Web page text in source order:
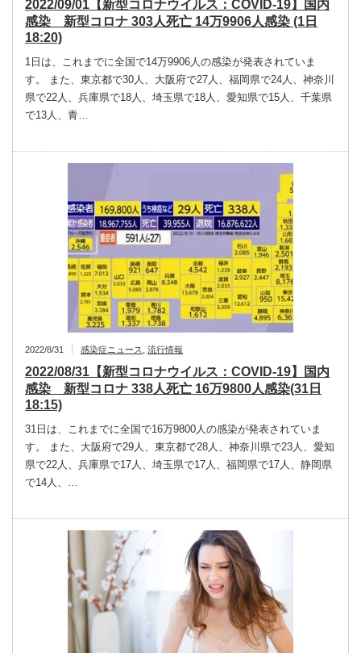
2022/09/01【新型コロナウイルス：COVID-19】国内
感染 新型コロナ 303人死亡 14万9906人感染 (1日
18:20)
1日は、これまでに全国で14万9906人の感染が発表されていま
す。 また、東京都で30人、大阪府で27人、福岡県で24人、神奈川
県で22人、兵庫県で18人、埼玉県で18人、愛知県で15人、千葉県
で13人、青…
2022/8/31 感染症ニュース 流行情報
2022/08/31【新型コロナウイルス：COVID-19】国内
感染 新型コロナ 338人死亡 16万9800人感染(31日
18:15)
31日は、これまでに全国で16万9800人の感染が発表されていま
す。 また、大阪府で29人、東京都で28人、神奈川県で23人、愛知
県で22人、兵庫県で17人、埼玉県で17人、福岡県で17人、静岡県
で14人、…